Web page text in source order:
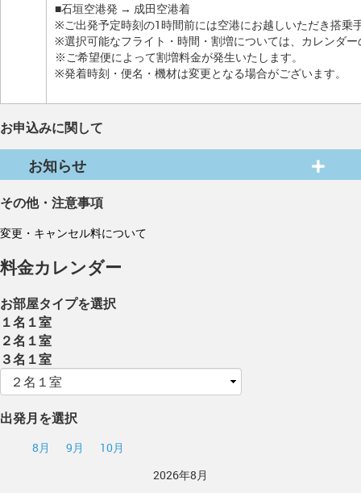
■石垣空港発 → 成田空港着
※ご出発予定時刻の1時間前には空港にお越しいただき搭乗
※選択可能なフライト・時間・割増については、カレンダ
※ご希望便によって割増料金が発生いたします。
※発着時刻・便名・機材は変更となる場合がございます。
お申込みに関して
お知らせ
その他・注意事項
変更・キャンセル料について
料金カレンダー
お部屋タイプを選択
１名１室
２名１室
３名１室
出発月を選択
8月 9月
10月
2026年8月